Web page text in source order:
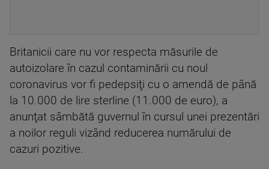
Britanicii care nu vor respecta măsurile de
autoizolare în cazul contaminării cu noul
coronavirus vor fi pedepsiţi cu o amendă de până
la 10.000 de lire sterline (11.000 de euro), a
anunţat sâmbătă guvernul în cursul unei prezentări
a noilor reguli vizând reducerea numărului de
cazuri pozitive.